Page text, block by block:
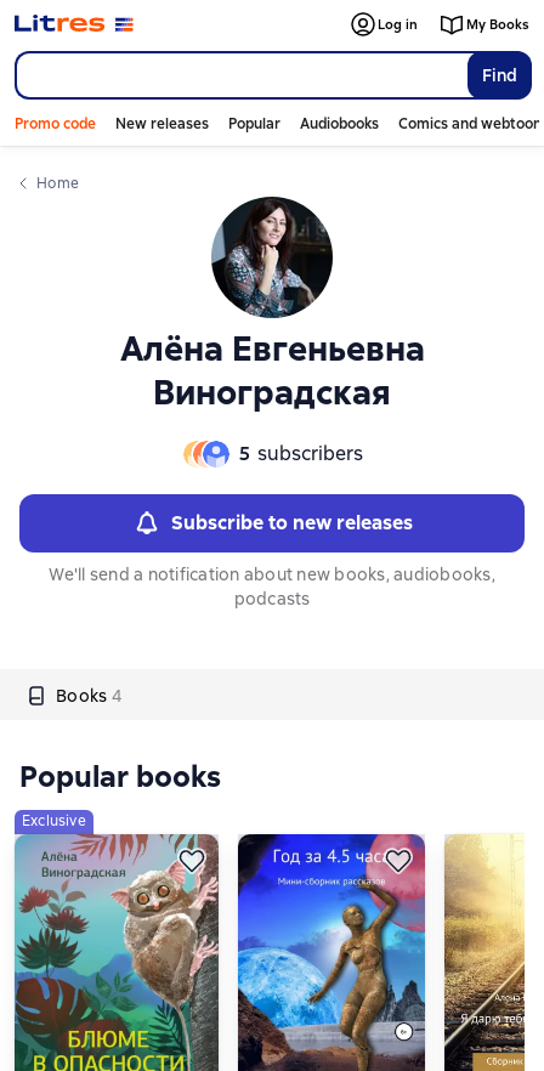
Find
Log in My Books
Promo code New releases Popular Audiobooks Comics and
Home
Алёна Евгеньевна
Виноградская
5 subscribers
Subscribe to new releases
We'll send a notification about new books, audiobooks,
podcasts
Books 4
Слайдер с книгами
Popular books
Exclusive
Слайдер с книгами